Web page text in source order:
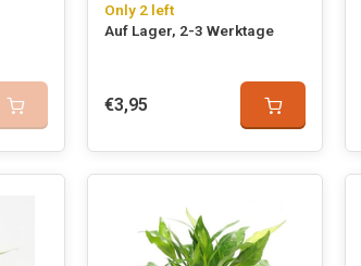
Only 2 left
Auf Lager, 2-3 Werktage
€3,95